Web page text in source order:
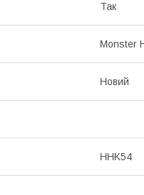
Так
Monster
Новий
HHK54